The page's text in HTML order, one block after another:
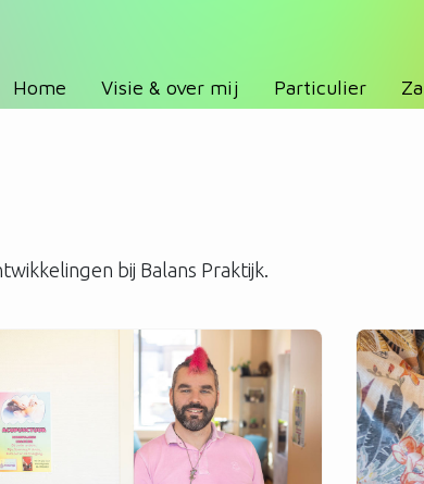
Home Visie & over mij Particulier
bij Balans Praktijk.